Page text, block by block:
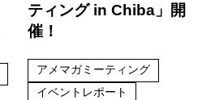
ティング in Chiba」開
催！
アメマガミーティング
イベントレポート